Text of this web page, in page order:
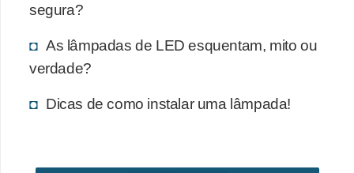
segura?
As lâmpadas de LED esquentam, mito ou
verdade?
Dicas de como instalar uma lâmpada!